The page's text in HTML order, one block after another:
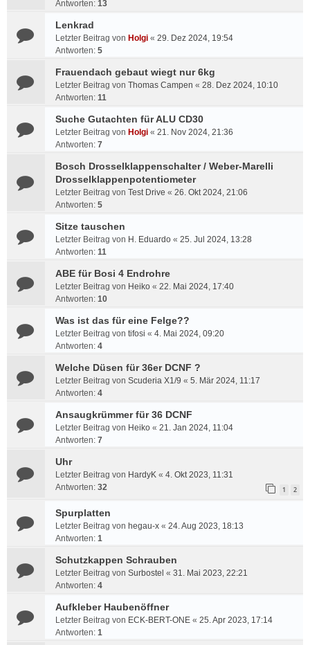
Antworten: 13
Lenkrad
Letzter Beitrag von Holgi « 29. Dez 2024, 19:54
Antworten: 5
Frauendach gebaut wiegt nur 6kg
Letzter Beitrag von Thomas Campen « 28. Dez 2024, 10:10
Antworten: 11
Suche Gutachten für ALU CD30
Letzter Beitrag von Holgi « 21. Nov 2024, 21:36
Antworten: 7
Bosch Drosselklappenschalter / Weber-Marelli
Drosselklappenpotentiometer
Letzter Beitrag von Test Drive « 26. Okt 2024, 21:06
Antworten: 5
Sitze tauschen
Letzter Beitrag von H. Eduardo « 25. Jul 2024, 13:28
Antworten: 11
ABE für Bosi 4 Endrohre
Letzter Beitrag von Heiko « 22. Mai 2024, 17:40
Antworten: 10
Was ist das für eine Felge??
Letzter Beitrag von tifosi « 4. Mai 2024, 09:20
Antworten: 4
Welche Düsen für 36er DCNF ?
Letzter Beitrag von Scuderia X1/9 « 5. Mär 2024, 11:17
Antworten: 4
Ansaugkrümmer für 36 DCNF
Letzter Beitrag von Heiko « 21. Jan 2024, 11:04
Antworten: 7
Uhr
Letzter Beitrag von HardyK « 4. Okt 2023, 11:31
Antworten: 32 1 2
Spurplatten
Letzter Beitrag von hegau-x « 24. Aug 2023, 18:13
Antworten: 1
Schutzkappen Schrauben
Letzter Beitrag von Surbostel « 31. Mai 2023, 22:21
Antworten: 4
Aufkleber Haubenöffner
Letzter Beitrag von ECK-BERT-ONE « 25. Apr 2023, 17:14
Antworten: 1